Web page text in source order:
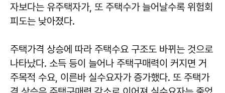
자보다는 유주택자가, 또 주택수가 늘어날수록 위험회
피도는 낮아졌다.
주택가격 상승에 따라 주택수요 구조도 바뀌는 것으로
나타났다. 소득 등이 늘어나 주택구매력이 커지면 거
주목적 수요, 이른바 실수요자가 증가했다. 또 주택가